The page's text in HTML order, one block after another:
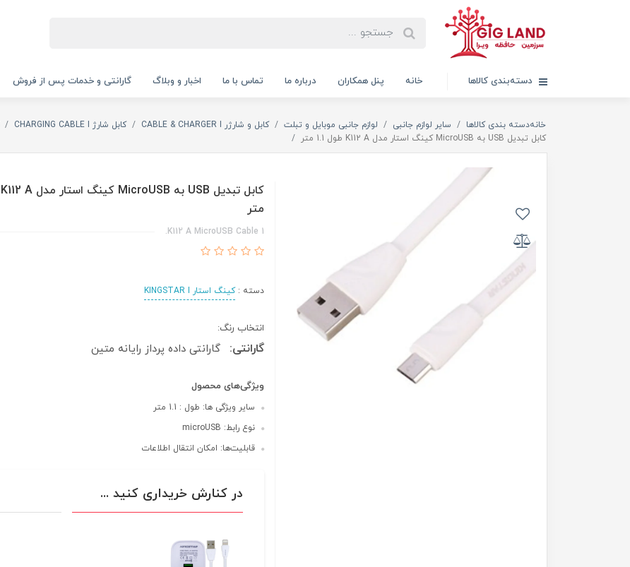
دسته‌بندی کالاها خانه پنل همکاران درباره ما تماس با ما اخبار و وبلاگ گارانتی و خدمات پس از فروش
خانهدسته بندی کالاها سایر لوازم جانبی لوازم جانبی موبایل و تبلت کابل و شارژر CABLE & CHARGER I کابل شارژ CHARGING CABLE I
کابل تبدیل USB به MicroUSB کینگ استار مدل K112 A طول 1.1 متر
متر
K112 A MicroUSB Cable 1.
دسته :کینگ استار KINGSTAR I
انتخاب رنگ:
گارانتی: گارانتی داده پرداز رایانه متین
ویژگی‌های محصول
سایر ویژگی ها: طول : 1.1 متر
نوع رابط: microUSB
قابلیت‌ها: امکان انتقال اطلاعات
در کنارش خریداری کنید ...